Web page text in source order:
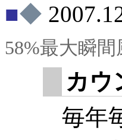
◆
58%最大瞬間
カウ
毎年